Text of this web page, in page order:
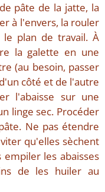
pâte de la jatte, la
à l'envers, la rouler
plan de travail. À
la galette en une
(au besoin, passer
côté et de l'autre
l'abaisse sur une
linge sec. Procéder
Ne pas étendre
qu'elles sèchent
empiler les abaisses
de les huiler au